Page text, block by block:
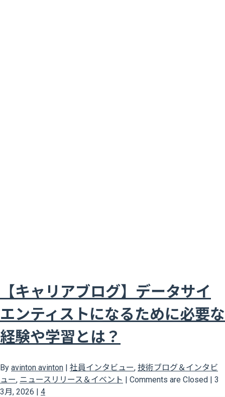
【キャリアブログ】データサイ
エンティストになるために必要な
経験や学習とは？
By avinton avinton | 社員インタビュー, 技術ブログ＆インタビ
ュー, ニュースリリース＆イベント | Comments are Closed | 3
3月, 2026 | 4